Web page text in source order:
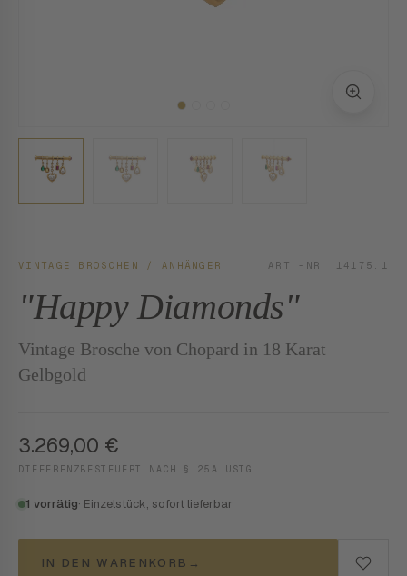
VINTAGE BROSCHEN / ANHÄNGER ART.-NR. 14175.1
"Happy Diamonds"
Vintage Brosche von Chopard in 18 Karat
Gelbgold
3.269,00 €
DIFFERENZBESTEUERT NACH § 25A USTG.
1 vorrätig· Einzelstück, sofort lieferbar
IN DEN WARENKORB →